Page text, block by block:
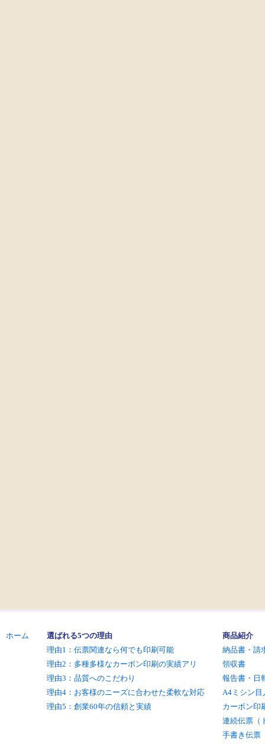
ホーム
選ばれる5つの理由
理由1：伝票関連なら何でも印刷可能
理由2：多種多様なカーボン印刷の実績アリ
理由3：品質へのこだわり
理由4：お客様のニーズに合わせた柔軟な対応
理由5：創業60年の信頼と実績
商品紹介
納品書・請
領収書
報告書・日
A4ミシン目
カーボン印
連続伝票（
手書き伝票